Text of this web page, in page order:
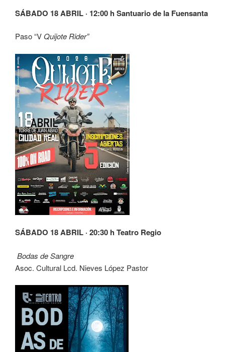
SÁBADO 18 ABRIL · 12:00 h Santuario de la Fuensanta
Paso “VQuijote Rider”
SÁBADO 18 ABRIL · 20:30 h Teatro Regio
Bodas de Sangre
Asoc. Cultural Lcd. Nieves López Pastor